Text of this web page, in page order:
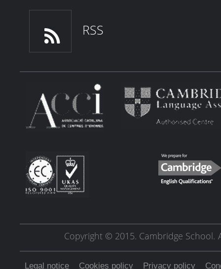
RSS
Copyright © 2015. Cambridge School.
Legal notice Cookies policy Privacy policy